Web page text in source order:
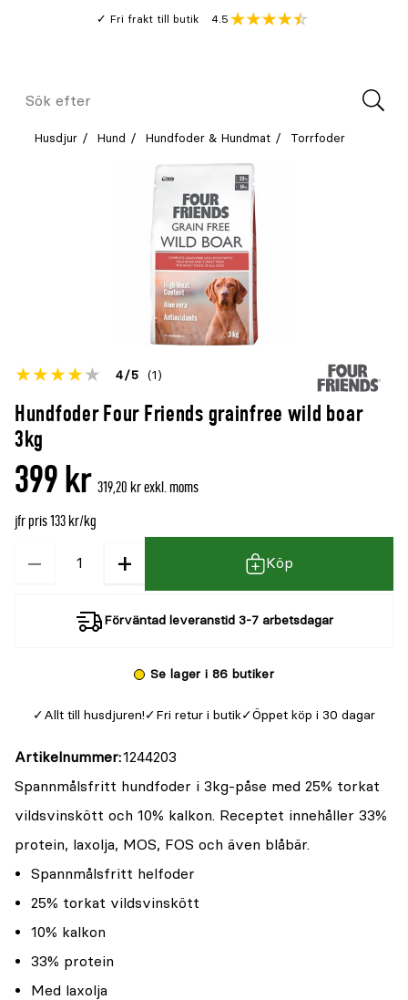
Fri frakt till butik
Genomsnitt
4.5
Meny
Sök
Husdjur Hund Hundfoder & Hundmat Torrfoder
Hundfoder Four Friends grainfree wild boar
3kg
Betyget
denna
4 5 (1)
Öppna
recensioner
399 kr 319,20 kr exkl. moms
jfr pris 133 kr/kg
−
Kvantitet + Köp
Förväntad leveranstid 3-7 arbetsdagar
Se lager i 86 butiker
Allt till husdjuren! Fri retur i butik Öppet köp i 30 dagar
Artikelnummer 1244203
Spannmålsfritt hundfoder i 3kg-påse med 25% torkat
vildsvinskött och 10% kalkon. Receptet innehåller 33%
protein, laxolja, MOS, FOS och även blåbär.
Spannmålsfritt helfoder
25% torkat vildsvinskött
10% kalkon
33% protein
Med laxolja